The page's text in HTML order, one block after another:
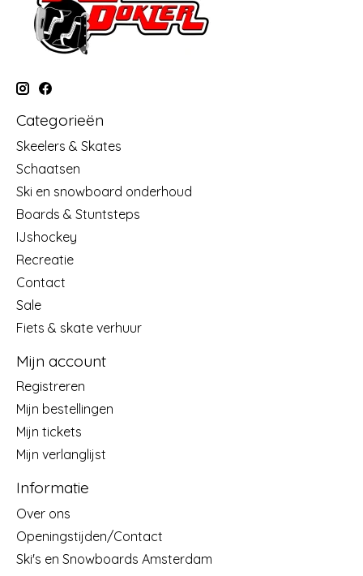
Categorieën
Skeelers & Skates
Schaatsen
Ski en snowboard onderhoud
Boards & Stuntsteps
IJshockey
Recreatie
Contact
Sale
Fiets & skate verhuur
Mijn account
Registreren
Mijn bestellingen
Mijn tickets
Mijn verlanglijst
Informatie
Over ons
Openingstijden/Contact
Ski's en Snowboards Amsterdam